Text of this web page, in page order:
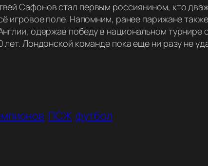
Сафонов стал первым россиянином, кто
игровое поле. Напомним, ранее парижане
одержав победу в национальном турнире
Лондонской команде пока еще ни разу не
ПСЖ футбол